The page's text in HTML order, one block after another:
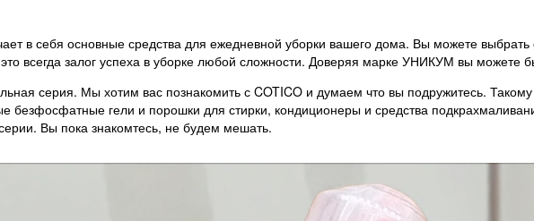
в себя основные средства для ежедневной уборки вашего дома. Вы можете
всегда залог успеха в уборке любой сложности. Доверяя марке УНИКУМ вы можете
серия. Мы хотим вас познакомить с COTICO и думаем что вы подружитесь.
безфосфатные гели и порошки для стирки, кондиционеры и средства
Вы пока знакомтесь, не будем мешать.